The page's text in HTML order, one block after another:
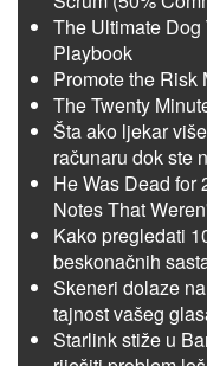
The Ultimate
Playbook
Promote the Risk
The Twenty
Šta ako ljekar
računaru dok ste
He Was Dead for
Notes That
Kako pregledati
beskonačnih
Skeneri dolaze
tajnost vašeg
Starlink stiže u